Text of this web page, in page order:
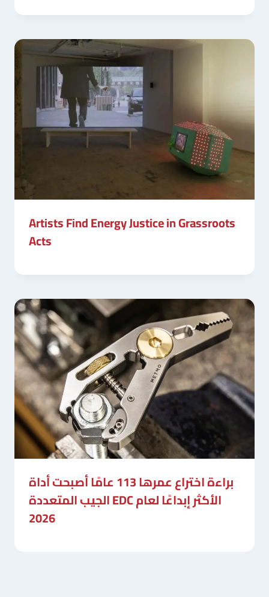
Artists Find Energy Justice in Grassroots
Acts
براءة اختراع عمرها 113 عامًا أصبحت أداة
الجيب المتعددة EDC الأكثر إبداعًا لعام
2026